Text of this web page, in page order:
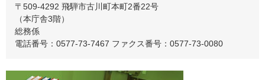
〒509-4292 飛騨市古川町本町2番22号
（本庁舎3階）
総務係
電話番号：0577-73-7467 ファクス番号：0577-73-0080